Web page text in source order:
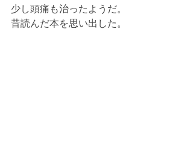
少し頭痛も治ったようだ。
昔読んだ本を思い出した。